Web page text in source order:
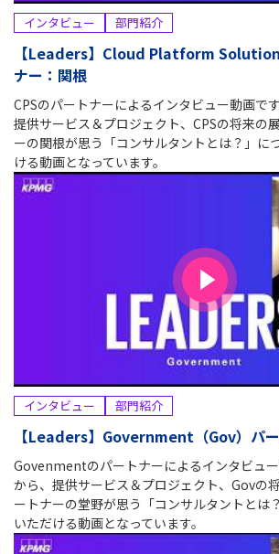
インタビュー 部門紹介
【Leaders】Cloud Platform
ナー：関根
CPSのパートナーによるインタビュー動画で
提供サービス＆プロジェクト、CPSの将来の
ーの関根が思う「コンサルタントとは？」に
ける動画となっています。
インタビュー 部門紹介
【Leaders】Government（Gov）パ
Govenmentのパートナーによるインタビュ
から、提供サービス＆プロジェクト、Govの
ートナーの堂野が思う「コンサルタントとは
いただける動画となっています。